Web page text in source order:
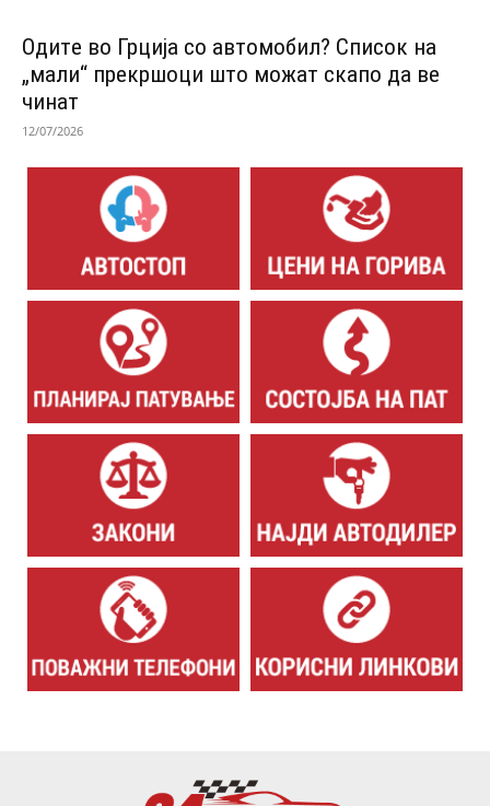
Одитe во Грција со автомобил? Список на
„мали“ прекршоци што можат скапо да ве
чинат
12/07/2026